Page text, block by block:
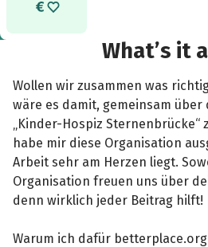
What’s it
Wollen wir zusammen was
wäre es damit, gemeinsam
„Kinder-Hospiz
habe mir diese Organisation
Arbeit sehr am Herzen liegt.
Organisation freuen uns über
denn wirklich jeder Beitrag hilft!
Warum ich dafür betterplace.org